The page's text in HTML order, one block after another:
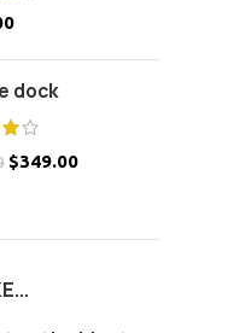
dock
$349.00